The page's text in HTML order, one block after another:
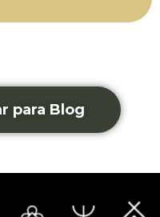
para Blog